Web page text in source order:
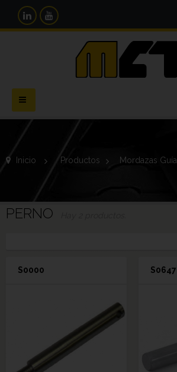
Navegación
Toggle
Inicio > Productos > Mordazas Guía
PERNO
S0000 S0647